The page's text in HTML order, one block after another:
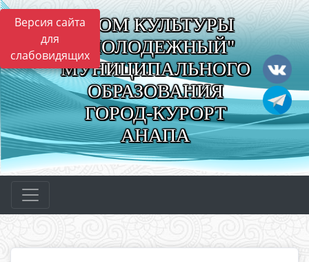
Версия сайта
для
слабовидящих
"ДОМ КУЛЬТУРЫ
"МОЛОДЕЖНЫЙ"
МУНИЦИПАЛЬНОГО
ОБРАЗОВАНИЯ
ГОРОД-КУРОРТ
АНАПА